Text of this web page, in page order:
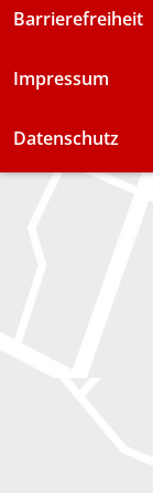
Barrierefreiheit
Impressum
Datenschutz